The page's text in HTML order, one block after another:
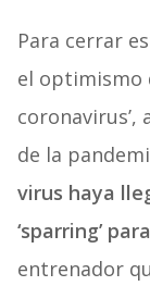
Para cerrar
el optimismo
coronavirus’,
de la
virus haya
‘sparring’
entrenador